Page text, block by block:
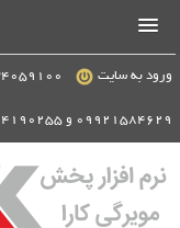
ورود به سایت